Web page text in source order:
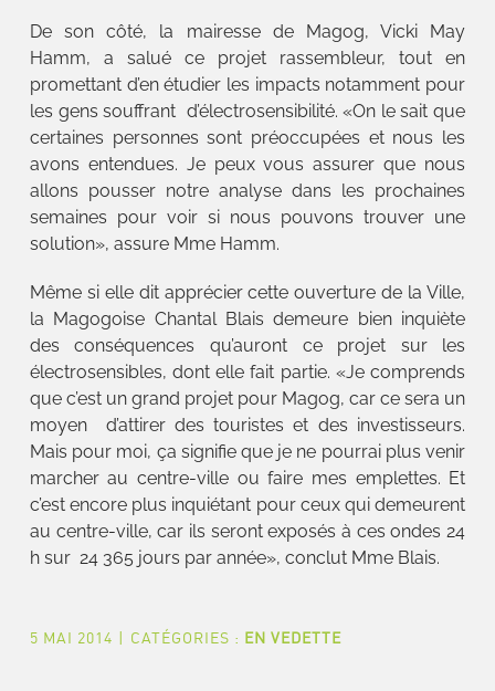
De son côté, la mairesse de Magog, Vicki May
Hamm, a salué ce projet rassembleur, tout en
promettant d’en étudier les impacts notamment pour
les gens souffrant d’électrosensibilité. «On le sait que
certaines personnes sont préoccupées et nous les
avons entendues. Je peux vous assurer que nous
allons pousser notre analyse dans les prochaines
semaines pour voir si nous pouvons trouver une
solution», assure Mme Hamm.
Même si elle dit apprécier cette ouverture de la Ville,
la Magogoise Chantal Blais demeure bien inquiète
des conséquences qu’auront ce projet sur les
électrosensibles, dont elle fait partie. «Je comprends
que c’est un grand projet pour Magog, car ce sera un
moyen d’attirer des touristes et des investisseurs.
Mais pour moi, ça signifie que je ne pourrai plus venir
marcher au centre-ville ou faire mes emplettes. Et
c’est encore plus inquiétant pour ceux qui demeurent
au centre-ville, car ils seront exposés à ces ondes 24
h sur 24 365 jours par année», conclut Mme Blais.
5 MAI 2014 | CATÉGORIES : EN VEDETTE